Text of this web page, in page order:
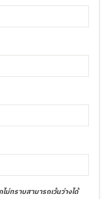
ม่ทราบสามารถเว้นว่างได้